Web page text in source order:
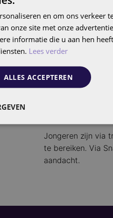
Snapchat is een
jongeren écht
Doelgroepen
Merken in
entertainment.
Campagnes
Jongeren zijn via
te bereiken. Via
aandacht.
en om ons verkeer
onze site met onze
informatie die u aan hen
Lees verder
ALLES ACCEPTEREN